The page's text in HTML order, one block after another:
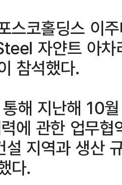
스코홀딩스 이
자얀트 아
참석했다.
해 지난해 10
에 관한 업무
설 지역과 생산
다.